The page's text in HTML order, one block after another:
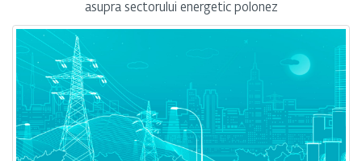
asupra sectorului energetic polonez